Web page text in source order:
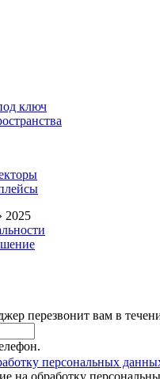
ключ
перезвонит вам в
персональных
на обработку